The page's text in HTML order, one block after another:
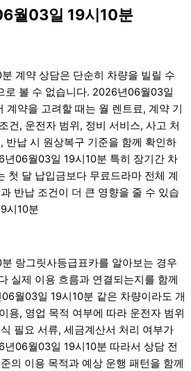
월03일 19시10분
계약 상담은 단순히 차량을 빌릴 수
로 볼 수 없습니다. 2026년06월03일
계약을 고려할 때는 월 렌트료, 계약 기
건, 운전자 범위, 정비 서비스, 사고 처
반납 시 원상복구 기준을 함께 확인하
06월03일 19시10분 특히 장기간 차
첫 달 납입금보다 무료드라마 전체 계
반납 조건이 더 큰 영향을 줄 수 있습
시10분
랑그릿사등급표카를 알아보는 경우
실제 이용 흐름과 연결되는지를 함께
월03일 19시10분 같은 차량이라도 개
용, 영업 목적 여부에 따라 운전자 범위
필요 서류, 세금계산서 처리 여부가
06월03일 19시10분 따라서 상담 전
의 이용 목적과 예상 운행 패턴을 함께